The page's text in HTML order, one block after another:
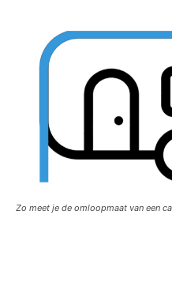
Zo meet je de omloopmaat van een